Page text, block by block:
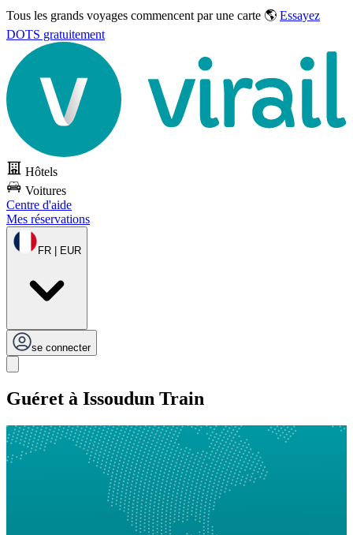
Tous les grands voyages commencent par une carte 🌎 Essayez
DOTS gratuitement
Hôtels
Voitures
Centre d'aide
Mes réservations
FR | EUR
se connecter
Guéret à Issoudun Train